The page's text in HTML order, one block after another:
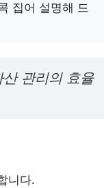
집어 설명해 드
관리의 효율
니다.